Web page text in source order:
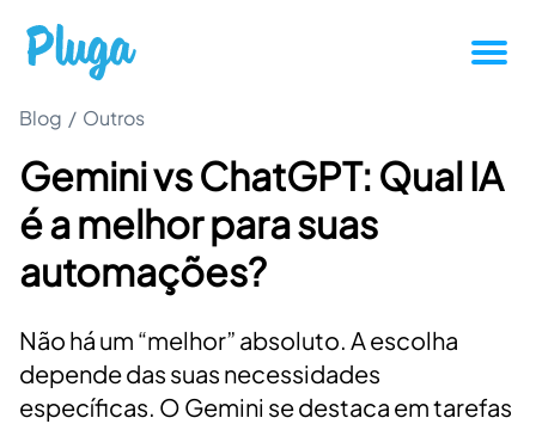
Produtividade
Novidades da Pluga
Casos de sucesso
Outros
Blog / Outros
Gemini vs ChatGPT: Qual IA
é a melhor para suas
automações?
Não há um “melhor” absoluto. A escolha
depende das suas necessidades
específicas. O Gemini se destaca em tarefas